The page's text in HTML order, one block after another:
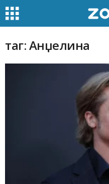
таг: Анџелина